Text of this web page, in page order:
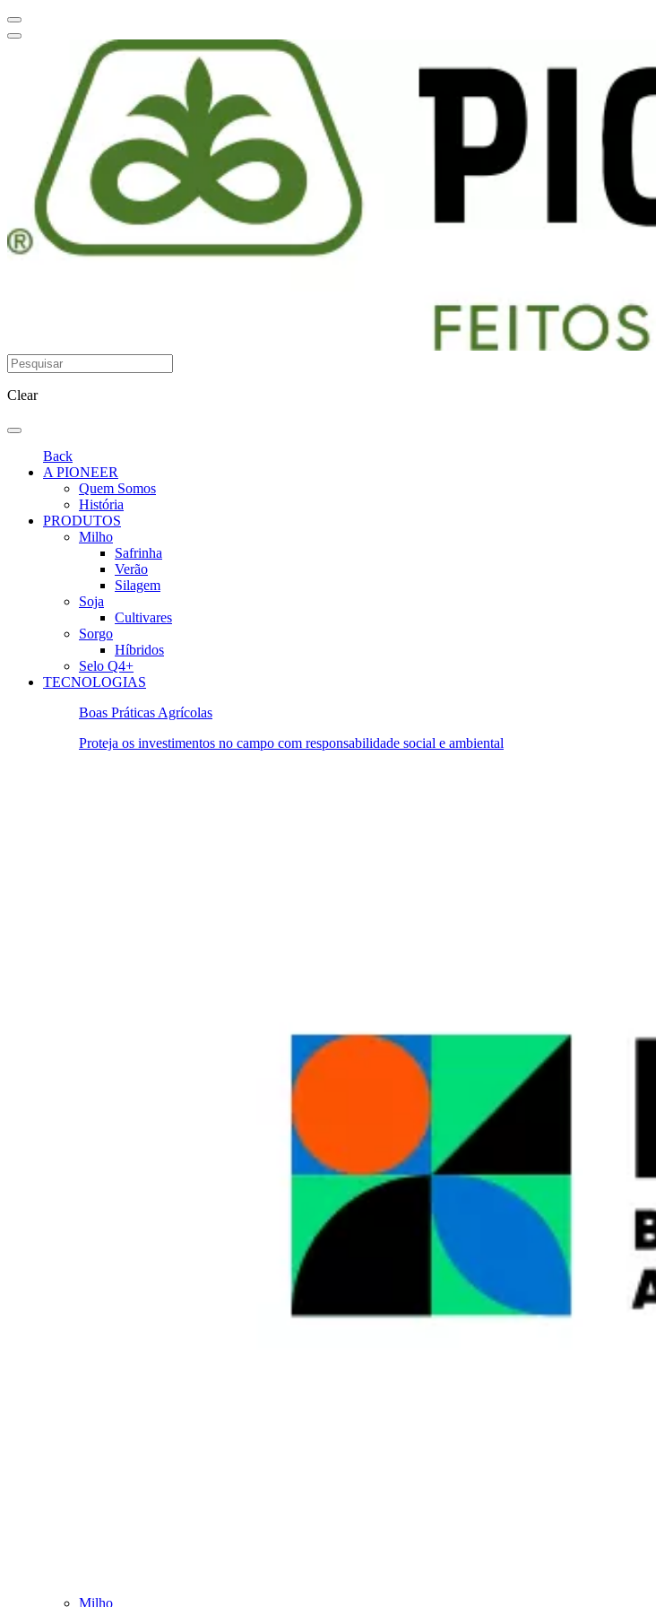
Clear
Back
A PIONEER
Quem Somos
História
PRODUTOS
Milho
Safrinha
Verão
Silagem
Soja
Cultivares
Sorgo
Híbridos
Selo Q4+
TECNOLOGIAS
Boas Práticas Agrícolas
Proteja os investimentos no campo com responsabilidade social e ambiental
Milho